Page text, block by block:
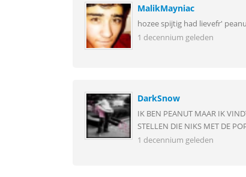
MalikMayniac
hozee spijtig had lievefr'
1 decennium geleden
DarkSnow
IK BEN PEANUT MAAR IK
STELLEN DIE NIKS MET DE
1 decennium geleden